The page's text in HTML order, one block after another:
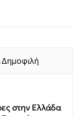
Δημοφιλή
στην Ελλάδα